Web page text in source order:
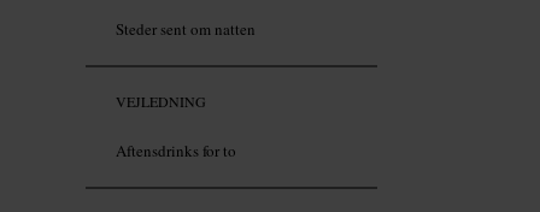
Steder sent om natten
VEJLEDNING
Aftensdrinks for to